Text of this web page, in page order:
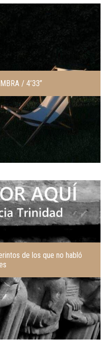
/ 4’33”
de los que no habló